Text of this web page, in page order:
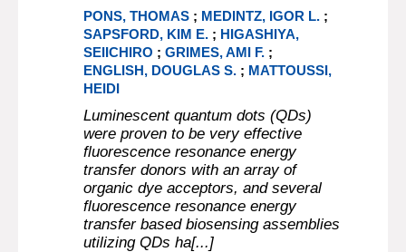
PONS, THOMAS ; MEDINTZ, IGOR L. ;
SAPSFORD, KIM E. ; HIGASHIYA,
SEIICHIRO ;GRIMES, AMI F. ;
ENGLISH, DOUGLAS S. ; MATTOUSSI,
HEIDI
Luminescent quantum dots (QDs)
were proven to be very effective
fluorescence resonance energy
transfer donors with an array of
organic dye acceptors, and several
fluorescence resonance energy
transfer based biosensing assemblies
utilizing QDs ha[...]